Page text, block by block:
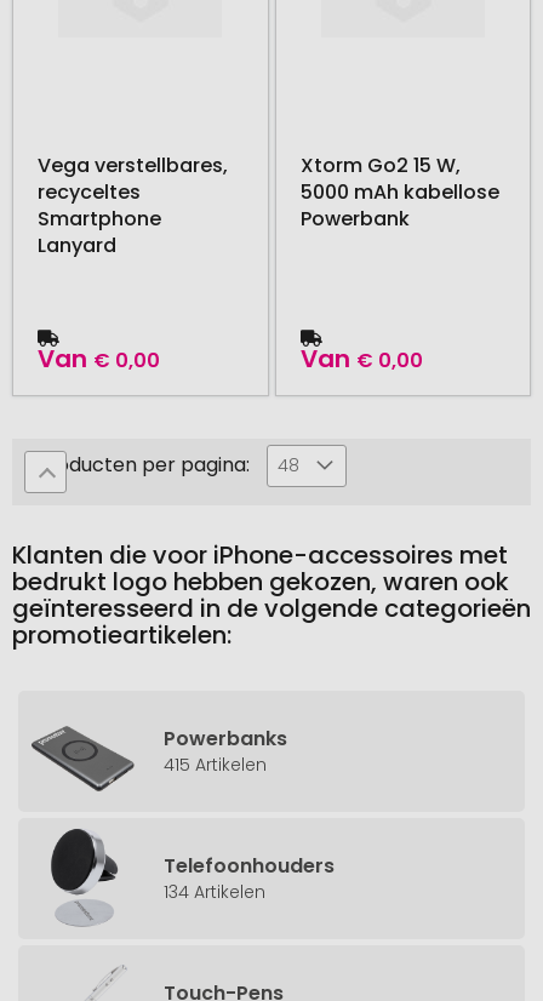
Vega verstellbares,
recyceltes
Smartphone
Lanyard
Van € 0,00
Xtorm Go2 15 W,
5000 mAh kabellose
Powerbank
Van € 0,00
Producten per pagina: 48
Klanten die voor iPhone-accessoires met
bedrukt logo hebben gekozen, waren ook
geïnteresseerd in de volgende categorieën
promotieartikelen:
Powerbanks
415 Artikelen
Telefoonhouders
134 Artikelen
Touch-Pens